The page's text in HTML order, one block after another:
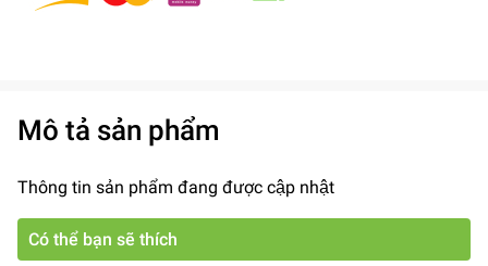
Mô tả sản phẩm
Thông tin sản phẩm đang được cập nhật
Có thể bạn sẽ thích